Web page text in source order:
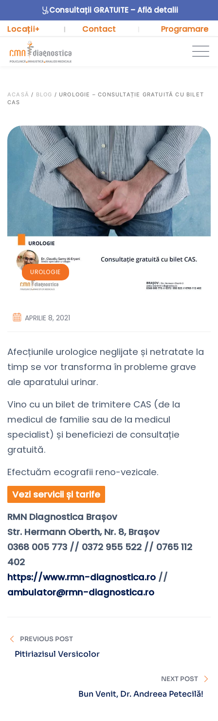
Consultații GRATUITE – Află detalii
Locații+ | Contact Programare
ACASĂ / BLOG / UROLOGIE – CONSULTAȚIE GRATUITĂ CU BILET
CAS
UROLOGIE
APRILIE 8, 2021
Afecțiunile urologice neglijate și netratate la
timp se vor transforma în probleme grave
ale aparatului urinar.
Vino cu un bilet de trimitere CAS (de la
medicul de familie sau de la medicul
specialist) și beneficiezi de consultație
gratuită.
Efectuăm ecografii reno-vezicale.
Vezi servicii și tarife
RMN Diagnostica Brașov⠀
Str. Hermann Oberth, Nr. 8, Brașov
0368 005 773 // 0372 955 522 // 0765 112
402
https://www.rmn-diagnostica.ro //
ambulator@rmn-diagnostica.ro
PREVIOUS POST
Pitiriazisul Versicolor
NEXT POST
Bun Venit, Dr. Andreea Petecilă!